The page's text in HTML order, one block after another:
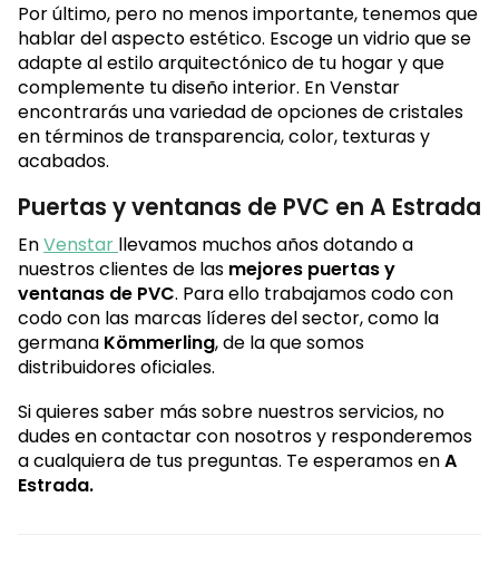
Por último, pero no menos importante, tenemos que
hablar del aspecto estético. Escoge un vidrio que se
adapte al estilo arquitectónico de tu hogar y que
complemente tu diseño interior. En Venstar
encontrarás una variedad de opciones de cristales
en términos de transparencia, color, texturas y
acabados.
Puertas y ventanas de PVC en A Estrada
EnVenstar llevamos muchos años dotando a
nuestros clientes de las mejores puertas y
ventanas de PVC. Para ello trabajamos codo con
codo con las marcas líderes del sector, como la
germana Kömmerling, de la que somos
distribuidores oficiales.
Si quieres saber más sobre nuestros servicios, no
dudes en contactar con nosotros y responderemos
a cualquiera de tus preguntas. Te esperamos enA
Estrada.